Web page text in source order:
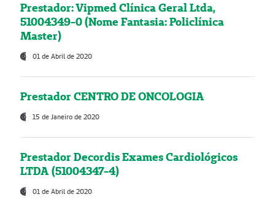
Prestador: Vipmed Clínica Geral Ltda,
51004349-0 (Nome Fantasia: Policlínica
Master)
01 de Abril de 2020
Prestador CENTRO DE ONCOLOGIA
15 de Janeiro de 2020
Prestador Decordis Exames Cardiológicos
LTDA (51004347-4)
01 de Abril de 2020